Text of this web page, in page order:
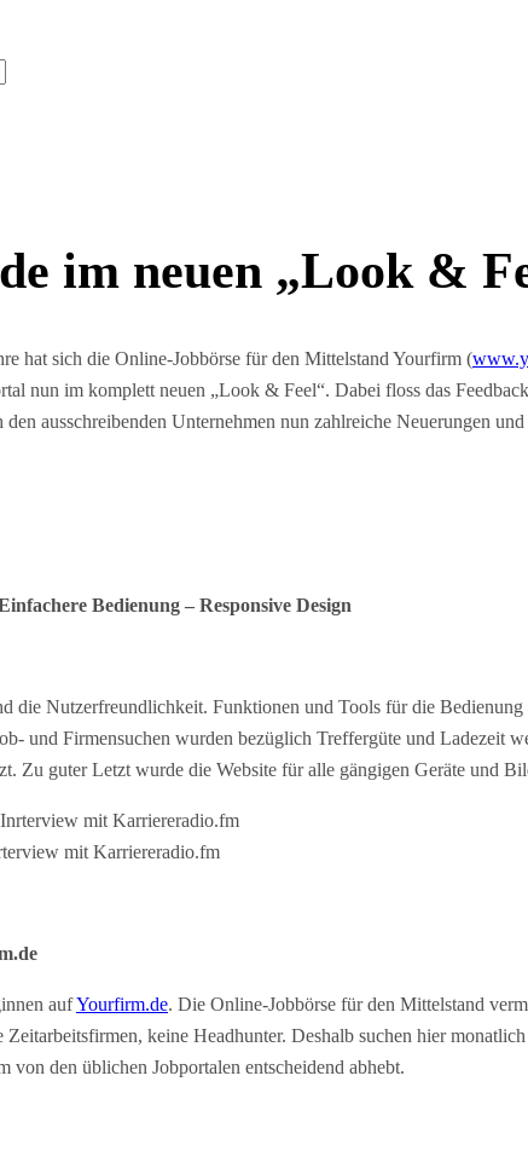
im neuen „Look &
hat sich die Online-Jobbörse für den Mittelstand Yourfirm (
nun im komplett neuen „Look & Feel“. Dabei floss das
ausschreibenden Unternehmen nun zahlreiche Neuerungen
Bedienung – Responsive Design
die Nutzerfreundlichkeit. Funktionen und Tools für die
und Firmensuchen wurden bezüglich Treffergüte und Ladezeit
Zu guter Letzt wurde die Website für alle gängigen Geräte und
mit Karriereradio.fm
aufYourfirm.de. Die Online-Jobbörse für den Mittelstand
Zeitarbeitsfirmen, keine Headhunter. Deshalb suchen hier
von den üblichen Jobportalen entscheidend abhebt.